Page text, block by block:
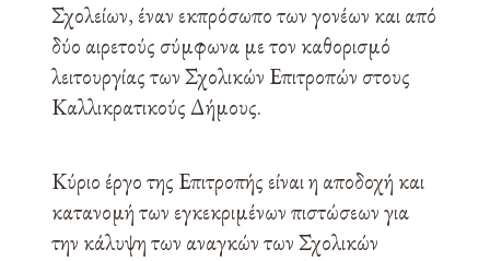
Σχολείων, έναν εκπρόσωπο των γονέων και από
δύο αιρετούς σύμφωνα με τον καθορισμό
λειτουργίας των Σχολικών Επιτροπών στους
Καλλικρατικούς Δήμους.
Κύριο έργο της Επιτροπής είναι η αποδοχή και
κατανομή των εγκεκριμένων πιστώσεων για
την κάλυψη των αναγκών των Σχολικών